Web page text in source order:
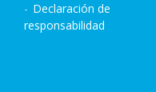
Declaración de
responsabilidad